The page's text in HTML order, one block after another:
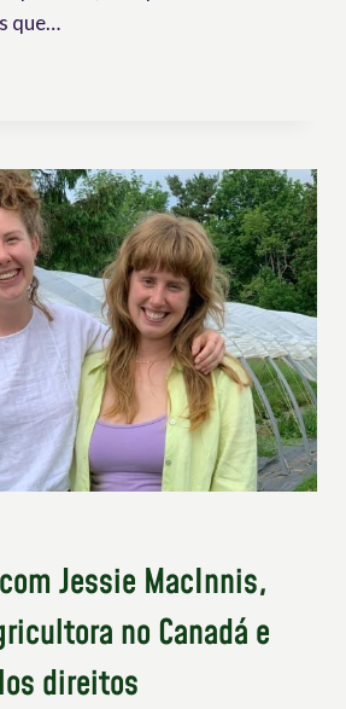
que…
Jessie MacInnis,
no Canadá e
direitos